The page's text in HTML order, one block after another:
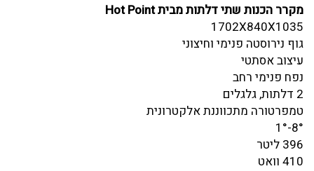
מקרר הכנות שתי דלתות מבית Hot Point
1702X840X1035
גוף נירוסטה פנימי וחיצוני
עיצוב אסתטי
נפח פנימי רחב
2 דלתות, גלגלים
טמפרטורה מתכווננת אלקטרונית
8°-1°
396 ליטר
410 וואט